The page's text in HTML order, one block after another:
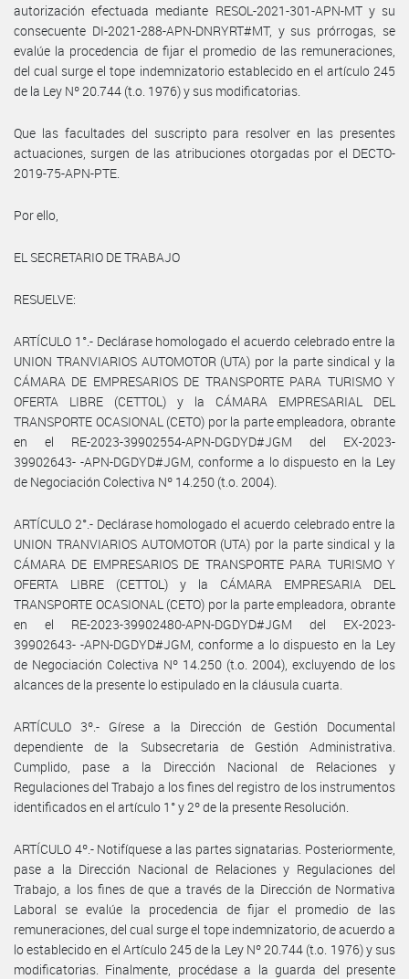
autorización efectuada mediante RESOL-2021-301-APN-MT y su
consecuente DI-2021-288-APN-DNRYRT#MT, y sus prórrogas, se
evalúe la procedencia de fijar el promedio de las remuneraciones,
del cual surge el tope indemnizatorio establecido en el artículo 245
de la Ley Nº 20.744 (t.o. 1976) y sus modificatorias.
Que las facultades del suscripto para resolver en las presentes
actuaciones, surgen de las atribuciones otorgadas por el DECTO-
2019-75-APN-PTE.
Por ello,
EL SECRETARIO DE TRABAJO
RESUELVE:
ARTÍCULO 1°.- Declárase homologado el acuerdo celebrado entre la
UNION TRANVIARIOS AUTOMOTOR (UTA) por la parte sindical y la
CÁMARA DE EMPRESARIOS DE TRANSPORTE PARA TURISMO Y
OFERTA LIBRE (CETTOL) y la CÁMARA EMPRESARIAL DEL
TRANSPORTE OCASIONAL (CETO) por la parte empleadora, obrante
en el RE-2023-39902554-APN-DGDYD#JGM del EX-2023-
39902643- -APN-DGDYD#JGM, conforme a lo dispuesto en la Ley
de Negociación Colectiva Nº 14.250 (t.o. 2004).
ARTÍCULO 2°.- Declárase homologado el acuerdo celebrado entre la
UNION TRANVIARIOS AUTOMOTOR (UTA) por la parte sindical y la
CÁMARA DE EMPRESARIOS DE TRANSPORTE PARA TURISMO Y
OFERTA LIBRE (CETTOL) y la CÁMARA EMPRESARIA DEL
TRANSPORTE OCASIONAL (CETO) por la parte empleadora, obrante
en el RE-2023-39902480-APN-DGDYD#JGM del EX-2023-
39902643- -APN-DGDYD#JGM, conforme a lo dispuesto en la Ley
de Negociación Colectiva Nº 14.250 (t.o. 2004), excluyendo de los
alcances de la presente lo estipulado en la cláusula cuarta.
ARTÍCULO 3º.- Gírese a la Dirección de Gestión Documental
dependiente de la Subsecretaria de Gestión Administrativa.
Cumplido, pase a la Dirección Nacional de Relaciones y
Regulaciones del Trabajo a los fines del registro de los instrumentos
identificados en el artículo 1° y 2º de la presente Resolución.
ARTÍCULO 4º.- Notifíquese a las partes signatarias. Posteriormente,
pase a la Dirección Nacional de Relaciones y Regulaciones del
Trabajo, a los fines de que a través de la Dirección de Normativa
Laboral se evalúe la procedencia de fijar el promedio de las
remuneraciones, del cual surge el tope indemnizatorio, de acuerdo a
lo establecido en el Artículo 245 de la Ley Nº 20.744 (t.o. 1976) y sus
modificatorias. Finalmente, procédase a la guarda del presente